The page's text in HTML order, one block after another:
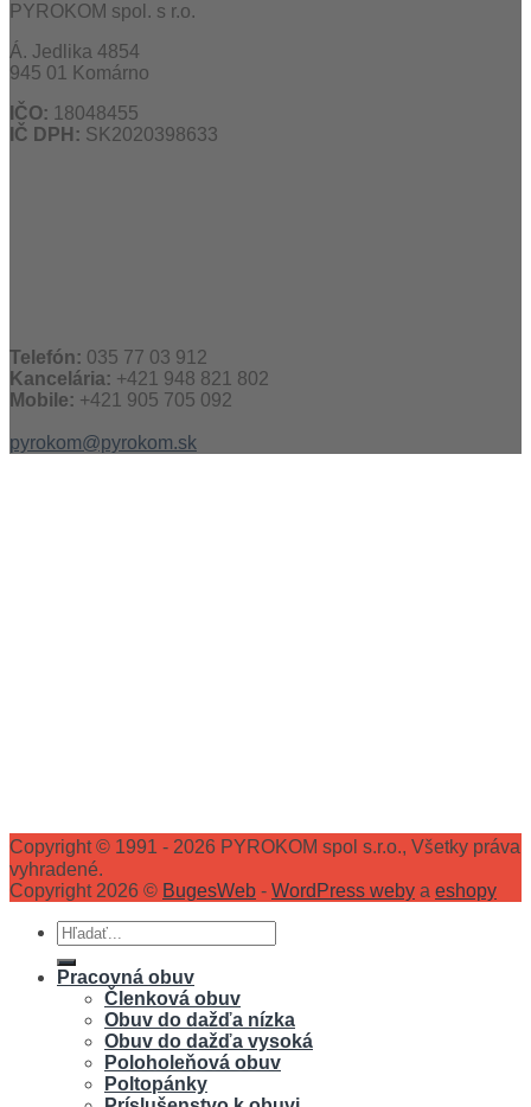
PYROKOM spol. s r.o.
Á. Jedlika 4854
945 01 Komárno
IČO: 18048455
IČ DPH: SK2020398633
Telefón: 035 77 03 912
Kancelária: +421 948 821 802
Mobile: +421 905 705 092
pyrokom@pyrokom.sk
Copyright © 1991 - 2026 PYROKOM spol s.r.o., Všetky práva
vyhradené.
Copyright 2026 © BugesWeb - WordPress weby a eshopy
Hľadať:
Pracovná obuv
Členková obuv
Obuv do dažďa nízka
Obuv do dažďa vysoká
Poloholeňová obuv
Poltopánky